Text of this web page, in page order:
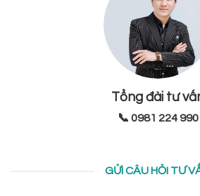
Tổng đài tư
📞 0981 224 990
GỬI CÂU HỎI TƯ